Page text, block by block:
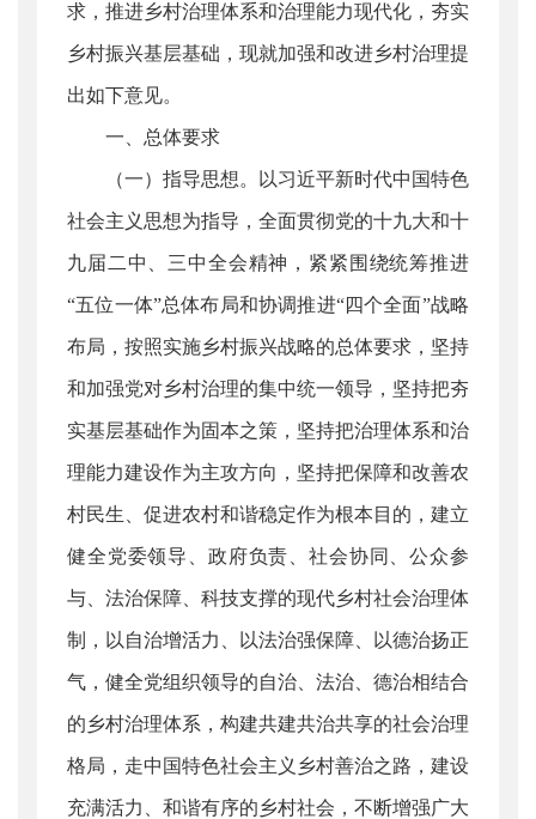
求，推进乡村治理体系和治理能力现代化，夯实
乡村振兴基层基础，现就加强和改进乡村治理提
出如下意见。
一、总体要求
（一）指导思想。以习近平新时代中国特色
社会主义思想为指导，全面贯彻党的十九大和十
九届二中、三中全会精神，紧紧围绕统筹推进
“五位一体”总体布局和协调推进“四个全面”战略
布局，按照实施乡村振兴战略的总体要求，坚持
和加强党对乡村治理的集中统一领导，坚持把夯
实基层基础作为固本之策，坚持把治理体系和治
理能力建设作为主攻方向，坚持把保障和改善农
村民生、促进农村和谐稳定作为根本目的，建立
健全党委领导、政府负责、社会协同、公众参
与、法治保障、科技支撑的现代乡村社会治理体
制，以自治增活力、以法治强保障、以德治扬正
气，健全党组织领导的自治、法治、德治相结合
的乡村治理体系，构建共建共治共享的社会治理
格局，走中国特色社会主义乡村善治之路，建设
充满活力、和谐有序的乡村社会，不断增强广大